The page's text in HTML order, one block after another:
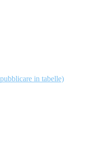
in tabelle)